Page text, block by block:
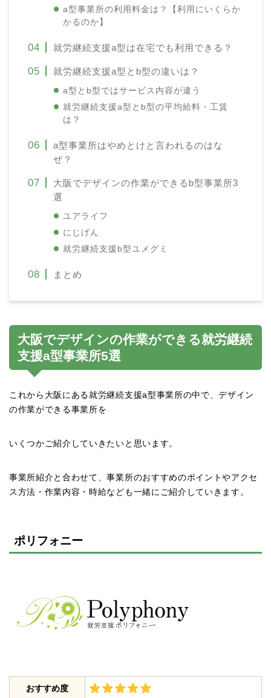
a型事業所の利用料金は？【利用にいくらか
かるのか】
就労継続支援a型は在宅でも利用できる？
就労継続支援a型とb型の違いは？
a型とb型ではサービス内容が違う
就労継続支援a型とb型の平均給料・工賃
は？
a型事業所はやめとけと言われるのはな
ぜ？
大阪でデザインの作業ができるb型事業所3
選
ユアライフ
にじげん
就労継続支援b型ユメグミ
まとめ
大阪でデザインの作業ができる就労継続
支援a型事業所5選
これから大阪にある就労継続支援a型事業所の中で、デザイン
の作業ができる事業所を
いくつかご紹介していきたいと思います。
事業所紹介と合わせて、事業所のおすすめのポイントやアクセ
ス方法・作業内容・時給なども一緒にご紹介していきます。
ポリフォニー
おすすめ度